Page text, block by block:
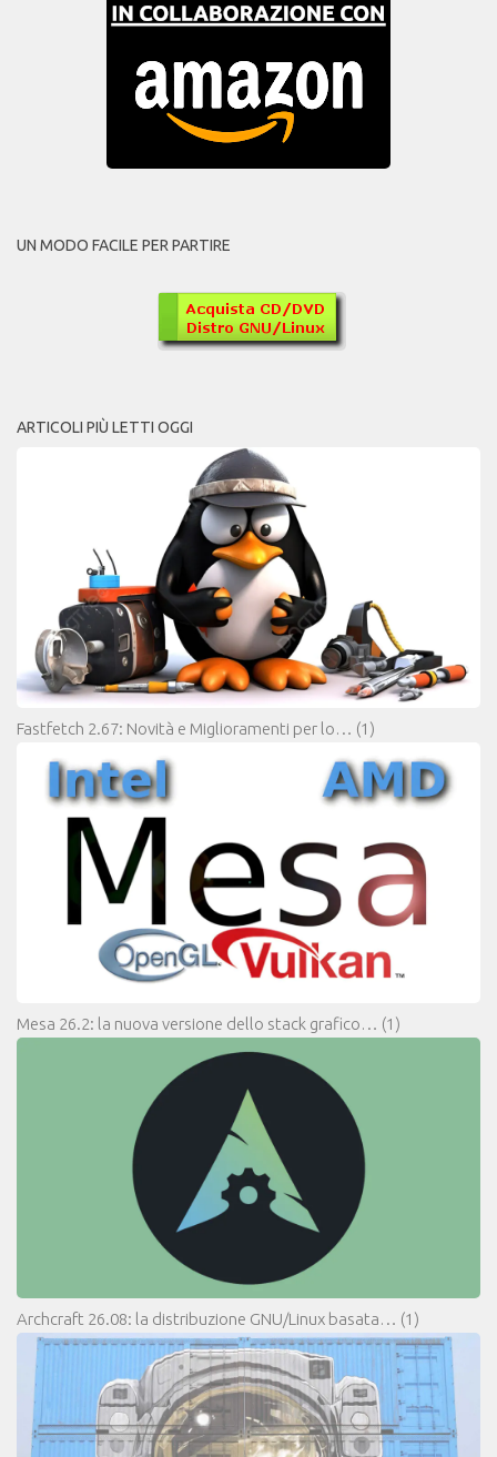
UN MODO FACILE PER PARTIRE
ARTICOLI PIÙ LETTI OGGI
Fastfetch 2.67: Novità e Miglioramenti per lo… (1)
Mesa 26.2: la nuova versione dello stack grafico… (1)
Archcraft 26.08: la distribuzione GNU/Linux basata… (1)